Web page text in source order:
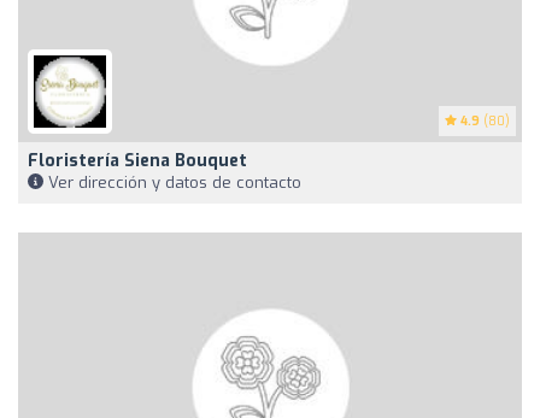
4.9 (80)
Floristería Siena Bouquet
Ver dirección y datos de contacto